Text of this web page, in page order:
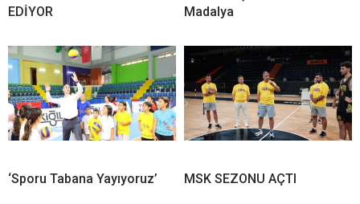
EDİYOR
Madalya
‘Sporu Tabana Yayıyoruz’ MSK SEZONU AÇTI